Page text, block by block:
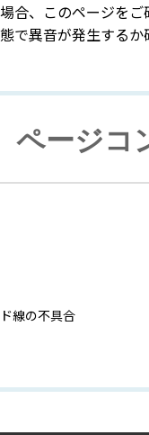
合、このページをご
で異音が発生するか
ページコ
線の不具合